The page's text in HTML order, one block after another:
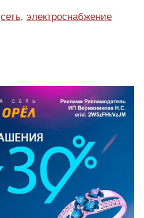
сеть, электроснабжение